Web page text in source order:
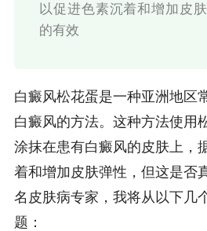
以促进色素沉着和增加皮
的有效
白癜风松花蛋是一种亚洲地区
白癜风的方法。这种方法使用
涂抹在患有白癜风的皮肤上，
着和增加皮肤弹性，但这是否
名皮肤病专家，我将从以下几
题：